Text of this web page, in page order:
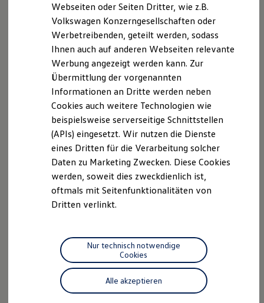
Volkswagen Kollektion
R-Kollektion
GTI Kollektion
Fußball Drop
we drive football
#wedriveproud
Besitzer und Service
myVolkswagen
Software Updates
Service und Ersatzteile
Inspektion und HU/AU
Reparaturen und Checks
Motorenöl und Flüssigkeiten
Räder und Reifen
Pannen- und Unfallhilfe
Economy Service
Volkswagen Teile
Zubehör
Modellspezifisches Zubehör
Individualisieren
Wallbox und Ladekabel
Digitale Extras
Dienste für Ihr Modell finden
Volkswagen Apps, Login und Shop
Handy und Fahrzeug verbinden
Der Golf
Ab 29.835,00 € inkl. MwSt.
abzgl. ID. Kaufprämie
Der neue ID.3 Neo
Ab 33.995,00 € inkl. MwSt.
Webseiten oder Seiten Dritter, wie z.B.
Volkswagen Konzerngesellschaften oder
Werbetreibenden, geteilt werden, sodass
Ihnen auch auf anderen Webseiten relevante
Werbung angezeigt werden kann. Zur
Übermittlung der vorgenannten
Informationen an Dritte werden neben
Cookies auch weitere Technologien wie
beispielsweise serverseitige Schnittstellen
(APIs) eingesetzt. Wir nutzen die Dienste
eines Dritten für die Verarbeitung solcher
Daten zu Marketing Zwecken. Diese Cookies
werden, soweit dies zweckdienlich ist,
oftmals mit Seitenfunktionalitäten von
Dritten verlinkt.
Alle akzeptieren
Nur technisch notwendige
Cookies